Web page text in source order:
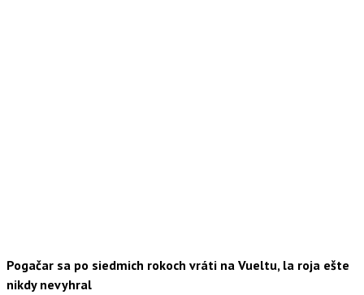
Pogačar sa po siedmich rokoch vráti na Vueltu, la roja ešte
nikdy nevyhral